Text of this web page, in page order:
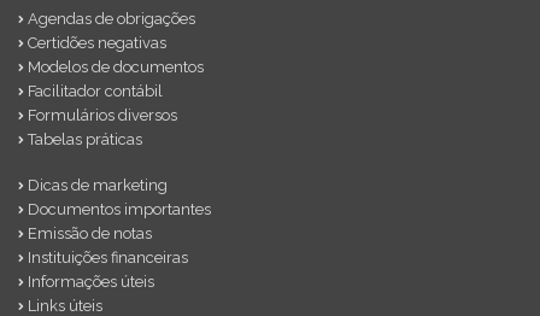
Agendas de obrigações
Certidões negativas
Modelos de documentos
Facilitador contábil
Formulários diversos
Tabelas práticas
Dicas de marketing
Documentos importantes
Emissão de notas
Instituições financeiras
Informações úteis
Links úteis